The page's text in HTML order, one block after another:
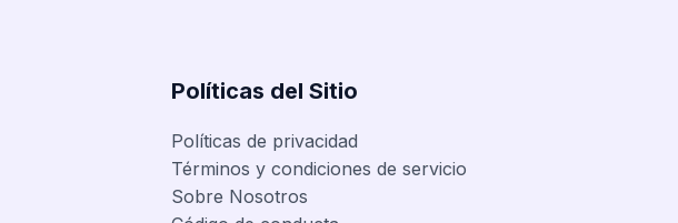
Políticas del Sitio
Políticas de privacidad
Términos y condiciones de servicio
Sobre Nosotros